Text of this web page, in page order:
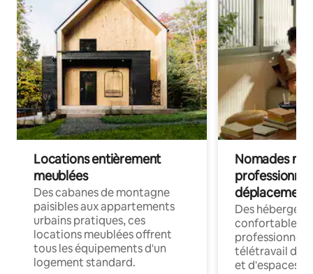
Locations entièrement
meublées
Des cabanes de montagne
paisibles aux appartements
urbains pratiques, ces
locations meublées offrent
tous les équipements d'un
logement standard.
Nomades
déplacement
Des
confortables
professionnels
télétravail
et d'espaces